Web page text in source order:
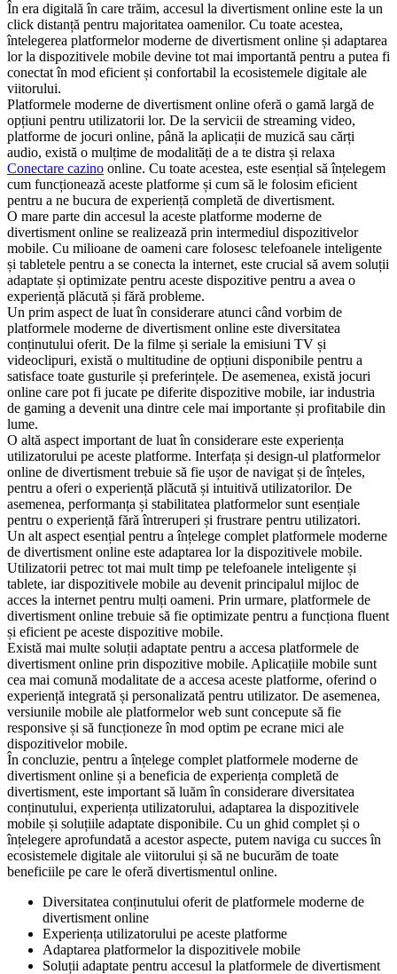
În era digitală în care trăim, accesul la divertisment online este la un
click distanță pentru majoritatea oamenilor. Cu toate acestea,
întelegerea platformelor moderne de divertisment online și adaptarea
lor la dispozitivele mobile devine tot mai importantă pentru a putea fi
conectat în mod eficient și confortabil la ecosistemele digitale ale
viitorului.
Platformele moderne de divertisment online oferă o gamă largă de
opțiuni pentru utilizatorii lor. De la servicii de streaming video,
platforme de jocuri online, până la aplicații de muzică sau cărți
audio, există o mulțime de modalități de a te distra și relaxa
Conectare cazino online. Cu toate acestea, este esențial să înțelegem
cum funcționează aceste platforme și cum să le folosim eficient
pentru a ne bucura de experiență completă de divertisment.
O mare parte din accesul la aceste platforme moderne de
divertisment online se realizează prin intermediul dispozitivelor
mobile. Cu milioane de oameni care folosesc telefoanele inteligente
și tabletele pentru a se conecta la internet, este crucial să avem soluții
adaptate și optimizate pentru aceste dispozitive pentru a avea o
experiență plăcută și fără probleme.
Un prim aspect de luat în considerare atunci când vorbim de
platformele moderne de divertisment online este diversitatea
conținutului oferit. De la filme și seriale la emisiuni TV și
videoclipuri, există o multitudine de opțiuni disponibile pentru a
satisface toate gusturile și preferințele. De asemenea, există jocuri
online care pot fi jucate pe diferite dispozitive mobile, iar industria
de gaming a devenit una dintre cele mai importante și profitabile din
lume.
O altă aspect important de luat în considerare este experiența
utilizatorului pe aceste platforme. Interfața și design-ul platformelor
online de divertisment trebuie să fie ușor de navigat și de înțeles,
pentru a oferi o experiență plăcută și intuitivă utilizatorilor. De
asemenea, performanța și stabilitatea platformelor sunt esențiale
pentru o experiență fără întreruperi și frustrare pentru utilizatori.
Un alt aspect esențial pentru a înțelege complet platformele moderne
de divertisment online este adaptarea lor la dispozitivele mobile.
Utilizatorii petrec tot mai mult timp pe telefoanele inteligente și
tablete, iar dispozitivele mobile au devenit principalul mijloc de
acces la internet pentru mulți oameni. Prin urmare, platformele de
divertisment online trebuie să fie optimizate pentru a funcționa fluent
și eficient pe aceste dispozitive mobile.
Există mai multe soluții adaptate pentru a accesa platformele de
divertisment online prin dispozitive mobile. Aplicațiile mobile sunt
cea mai comună modalitate de a accesa aceste platforme, oferind o
experiență integrată și personalizată pentru utilizator. De asemenea,
versiunile mobile ale platformelor web sunt concepute să fie
responsive și să funcționeze în mod optim pe ecrane mici ale
dispozitivelor mobile.
În concluzie, pentru a înțelege complet platformele moderne de
divertisment online și a beneficia de experiența completă de
divertisment, este important să luăm în considerare diversitatea
conținutului, experiența utilizatorului, adaptarea la dispozitivele
mobile și soluțiile adaptate disponibile. Cu un ghid complet și o
înțelegere aprofundată a acestor aspecte, putem naviga cu succes în
ecosistemele digitale ale viitorului și să ne bucurăm de toate
beneficiile pe care le oferă divertismentul online.
Diversitatea conținutului oferit de platformele moderne de
divertisment online
Experiența utilizatorului pe aceste platforme
Adaptarea platformelor la dispozitivele mobile
Soluții adaptate pentru accesul la platformele de divertisment